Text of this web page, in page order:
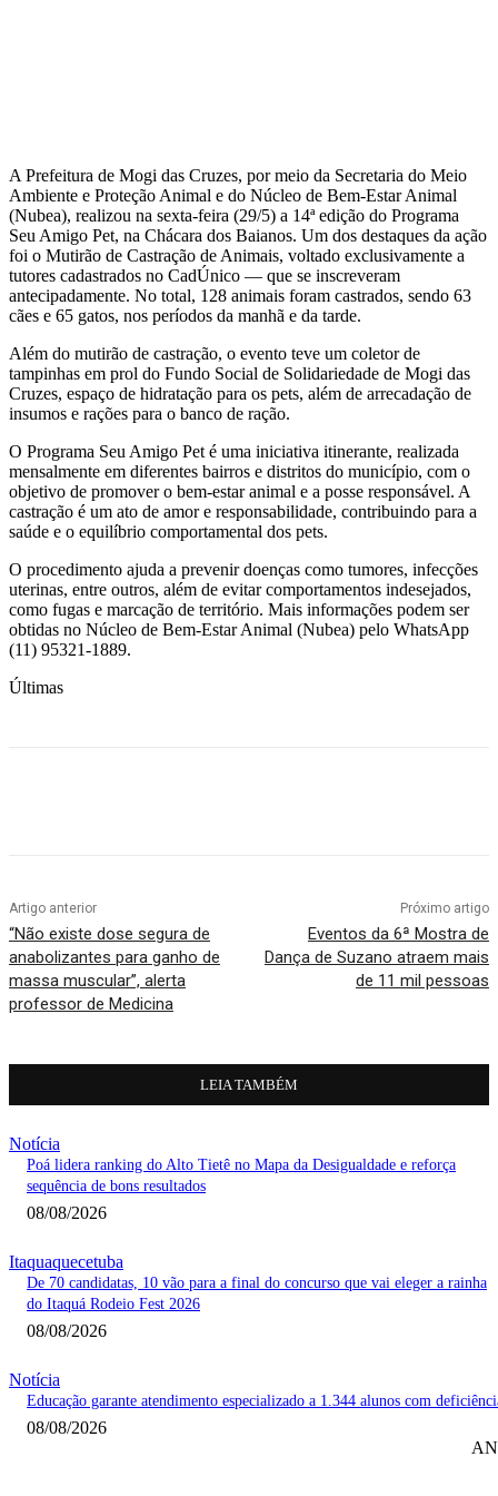
A Prefeitura de Mogi das Cruzes, por meio da Secretaria do Meio
Ambiente e Proteção Animal e do Núcleo de Bem-Estar Animal
(Nubea), realizou na sexta-feira (29/5) a 14ª edição do Programa
Seu Amigo Pet, na Chácara dos Baianos. Um dos destaques da ação
foi o Mutirão de Castração de Animais, voltado exclusivamente a
tutores cadastrados no CadÚnico — que se inscreveram
antecipadamente. No total, 128 animais foram castrados, sendo 63
cães e 65 gatos, nos períodos da manhã e da tarde.
Além do mutirão de castração, o evento teve um coletor de
tampinhas em prol do Fundo Social de Solidariedade de Mogi das
Cruzes, espaço de hidratação para os pets, além de arrecadação de
insumos e rações para o banco de ração.
O Programa Seu Amigo Pet é uma iniciativa itinerante, realizada
mensalmente em diferentes bairros e distritos do município, com o
objetivo de promover o bem-estar animal e a posse responsável. A
castração é um ato de amor e responsabilidade, contribuindo para a
saúde e o equilíbrio comportamental dos pets.
O procedimento ajuda a prevenir doenças como tumores, infecções
uterinas, entre outros, além de evitar comportamentos indesejados,
como fugas e marcação de território. Mais informações podem ser
obtidas no Núcleo de Bem-Estar Animal (Nubea) pelo WhatsApp
(11) 95321-1889.
Últimas
Artigo anterior
“Não existe dose segura de
anabolizantes para ganho de
massa muscular”, alerta
professor de Medicina
Próximo artigo
Eventos da 6ª Mostra de
Dança de Suzano atraem mais
de 11 mil pessoas
LEIA TAMBÉM
Notícia
Poá lidera ranking do Alto Tietê no Mapa da Desigualdade e reforça
sequência de bons resultados
08/08/2026
Itaquaquecetuba
De 70 candidatas, 10 vão para a final do concurso que vai eleger a rainha
do Itaquá Rodeio Fest 2026
08/08/2026
Notícia
Educação garante atendimento especializado a 1.344 alunos com
08/08/2026